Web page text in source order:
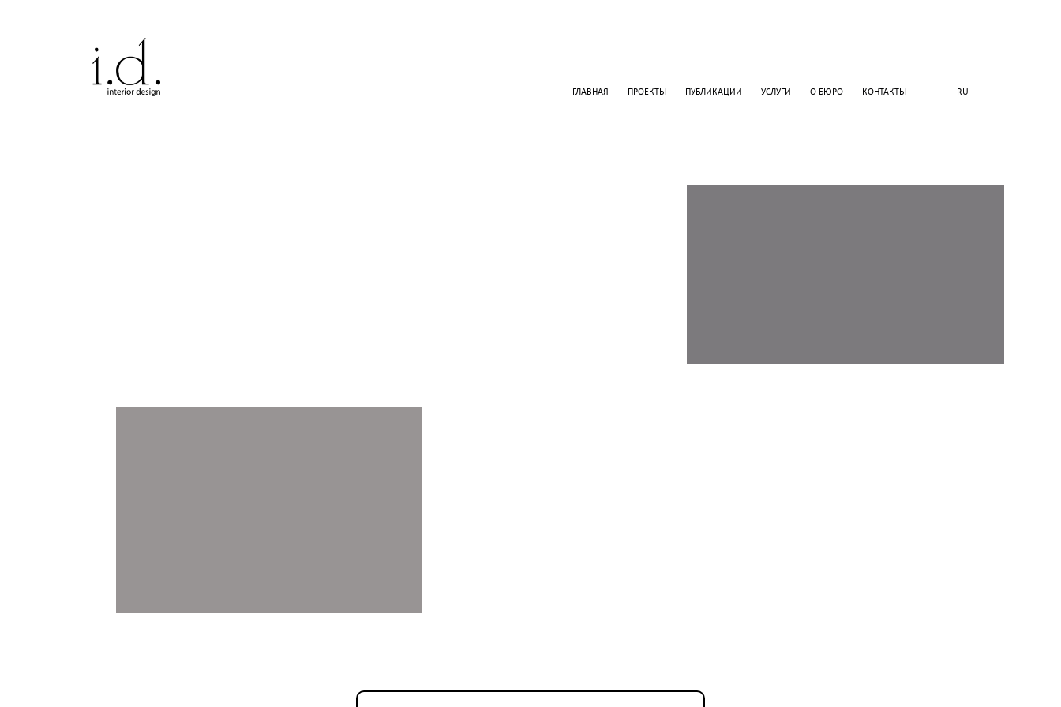
RU
ГЛАВНАЯ ПРОЕКТЫ ПУБЛИКАЦИИ УСЛУГИ О БЮРО КОНТАКТЫ